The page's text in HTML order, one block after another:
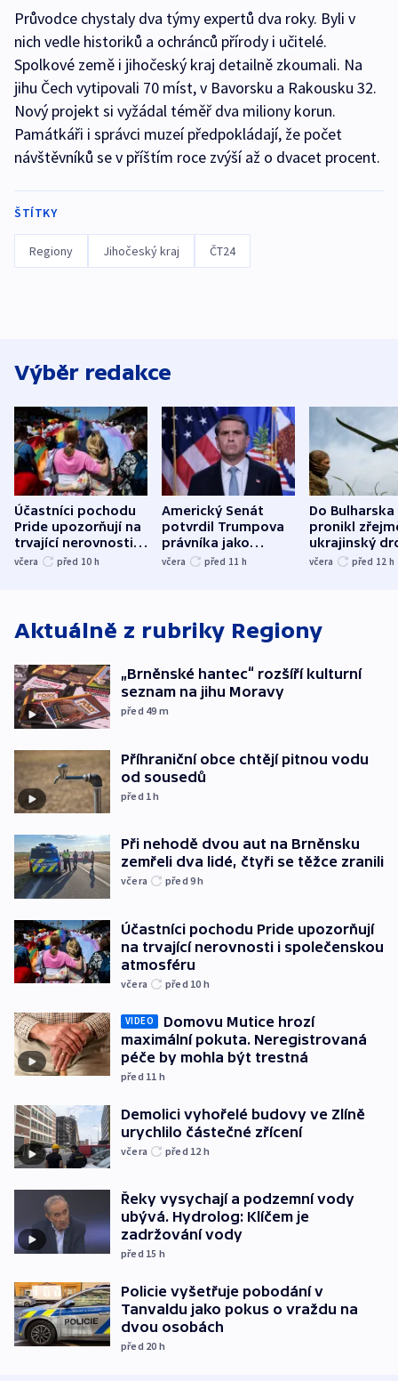
Průvodce chystaly dva týmy expertů dva roky. Byli v
nich vedle historiků a ochránců přírody i učitelé.
Spolkové země i jihočeský kraj detailně zkoumali. Na
jihu Čech vytipovali 70 míst, v Bavorsku a Rakousku 32.
Nový projekt si vyžádal téměř dva miliony korun.
Památkáři i správci muzeí předpokládají, že počet
návštěvníků se v příštím roce zvýší až o dvacet procent.
ŠTÍTKY
Regiony Jihočeský kraj ČT24
Výběr redakce
Účastníci pochodu
Pride upozorňují na
trvající nerovnosti i
společenskou
včera před 10 h
Americký Senát
potvrdil Trumpova
právníka jako
ministra
včera před 11 h
Do Bulharska
pronikl
ukrajinský
explodoval
včera před 12 h
Aktuálně z rubriky Regiony
„Brněnské hantec“ rozšíří kulturní
seznam na jihu Moravy
před 49 m
Příhraniční obce chtějí pitnou vodu
od sousedů
před 1h
Při nehodě dvou aut na Brněnsku
zemřeli dva lidé, čtyři se těžce zranili
včera před 9h
Účastníci pochodu Pride upozorňují
na trvající nerovnosti i společenskou
atmosféru
včera před 10 h
VIDEO
Domovu Mutice hrozí
maximální pokuta. Neregistrovaná
péče by mohla být trestná
před 11 h
Demolici vyhořelé budovy ve Zlíně
urychlilo částečné zřícení
včera před 12 h
Řeky vysychají a podzemní vody
ubývá. Hydrolog: Klíčem je
zadržování vody
před 15 h
Policie vyšetřuje pobodání v
Tanvaldu jako pokus o vraždu na
dvou osobách
před 20 h